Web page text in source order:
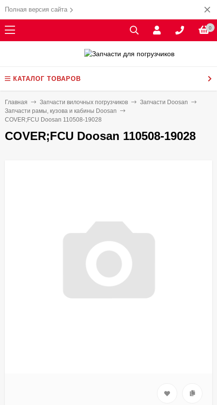
Полная версия сайта
0
КАТАЛОГ ТОВАРОВ
Главная Запчасти вилочных погрузчиков
Запчасти Doosan
Запчасти рамы, кузова и кабины Doosan
COVER;FCU Doosan 110508-19028
COVER;FCU Doosan 110508-19028